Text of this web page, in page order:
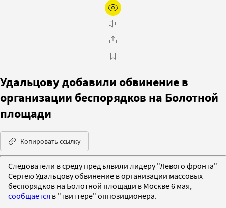
Удальцову добавили обвинение в
организации беспорядков на Болотной
площади
Копировать ссылку
Следователи в среду предъявили лидеру "Левого фронта"
Сергею Удальцову обвинение в организации массовых
беспорядков на Болотной площади в Москве 6 мая,
сообщается в "твиттере" оппозиционера.